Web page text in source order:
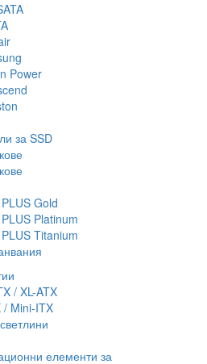
Power
за SSD
Gold
Platinum
Titanium
/ XL-ATX
/ Mini-ITX
елементи за